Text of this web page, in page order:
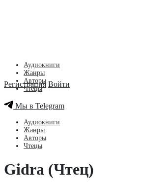
Регистрация Войти
Аудиокниги
Жанры
Авторы
Чтецы
Мы в Telegram
Аудиокниги
Жанры
Авторы
Чтецы
Gidra (Чтец)